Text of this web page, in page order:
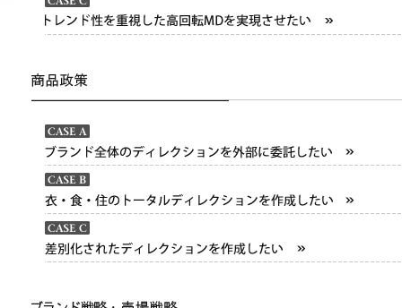
トレンド性を重視した高回転MDを実現させたい
ブランド全体のディレクションを外部に委託したい
衣・食・住のトータルディレクションを作成したい
差別化されたディレクションを作成したい